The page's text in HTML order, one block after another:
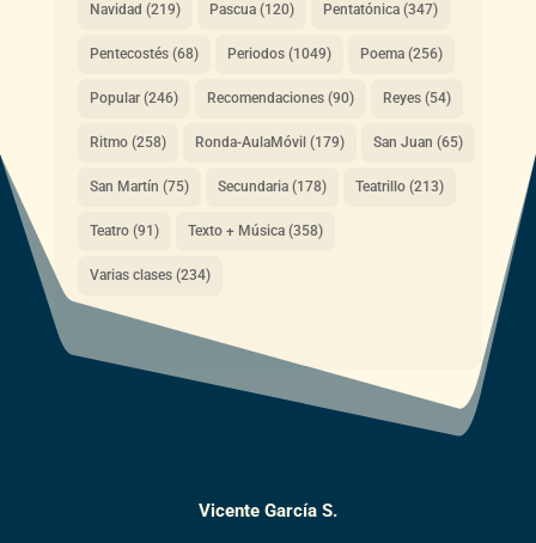
Navidad (219) Pascua(120) Pentatónica(347)
Pentecostés(68) Periodos(1049) Poema(256)
Popular(246) Recomendaciones(90) Reyes(54)
Ritmo(258) Ronda-AulaMóvil (179) San Juan (65)
San Martín (75) Secundaria(178) Teatrillo(213)
Teatro(91) Texto + Música(358)
Varias clases(234)
Vicente García S.